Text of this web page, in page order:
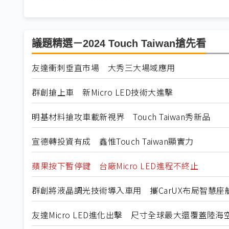
議題精選－2024 Touch Taiwan搶先看
友達衝刺垂直市場 大秀三大場域應用
群創搶上車 新Micro LED技術大進擊
明基材料搶攻車載新視界 Touch Taiwan秀新品
宣德轉投資有成 鑫惟Touch Taiwan顯實力
蘋果按下暫停鍵 台廠Micro LED進程不終止
群創將液晶調光技術導入車用 攜CarUX布局智慧座
友達Micro LED進化出擊 尺寸全球最大還覆蓋陸海